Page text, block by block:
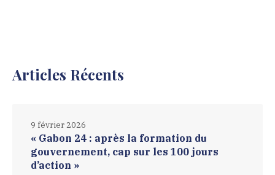
Articles Récents
« Gabon 24 : après la formation du
gouvernement, cap sur les 100 jours
d’action »
9 février 2026